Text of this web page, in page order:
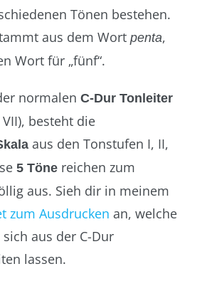
Tönen bestehen.
aus dem Wort penta,
Wort für „fünf“.
normalen C-Dur Tonleiter
VII), besteht die
aus den Tonstufen I, II,
5 Töne reichen zum
aus. Sieh dir in meinem
zum Ausdrucken an, welche
aus der C-Dur
lassen.